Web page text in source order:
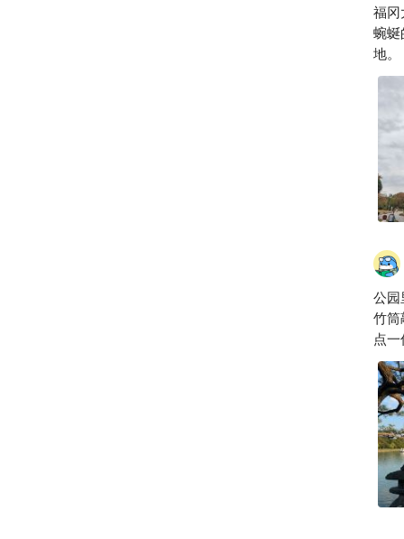
福冈
蜿蜒
地。
公园
竹筒敲
点
茶